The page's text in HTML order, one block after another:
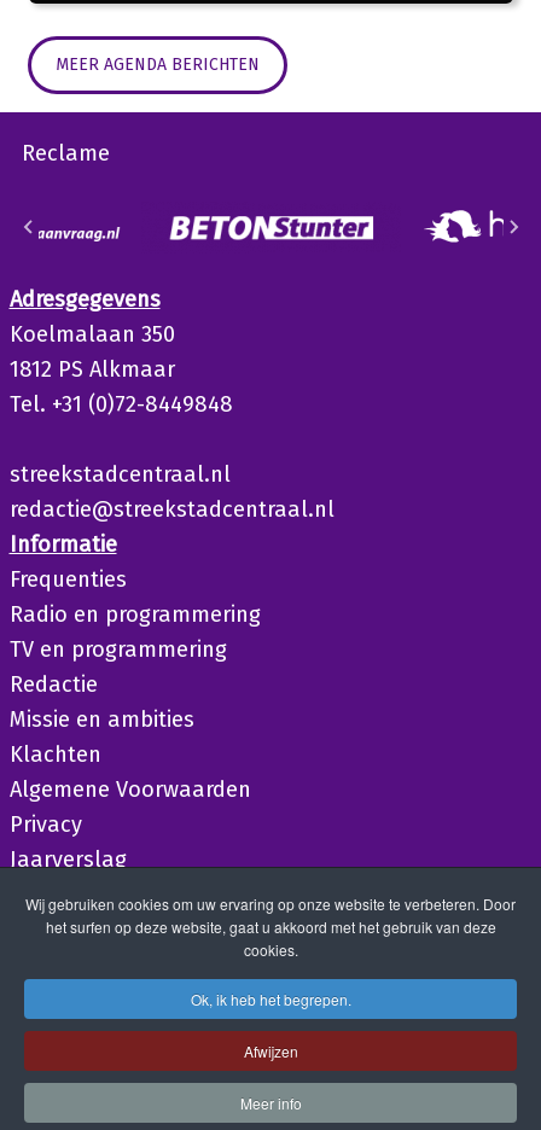
MEER AGENDA BERICHTEN
Reclame
Adresgegevens
Koelmalaan 350
1812 PS Alkmaar
Tel. +31 (0)72-8449848
streekstadcentraal.nl
redactie@streekstadcentraal.nl
Informatie
Frequenties
Radio en programmering
TV en programmering
Redactie
Missie en ambities
Klachten
Algemene Voorwaarden
Privacy
Jaarverslag
Wij gebruiken cookies om uw ervaring op onze website te verbeteren. Door
het surfen op deze website, gaat u akkoord met het gebruik van deze
cookies.
Ok, ik heb het begrepen.
Afwijzen
Meer info